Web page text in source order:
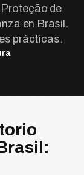
de
en Brasil.
prácticas.